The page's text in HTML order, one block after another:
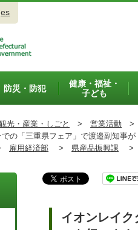
防災・防犯
健康・福祉・
子ども
光・産業・しごと > 営業活動 >
の「三重県フェア」で渡邉副知事が
雇用経済部 > 県産品振興課 >
イオンレイ